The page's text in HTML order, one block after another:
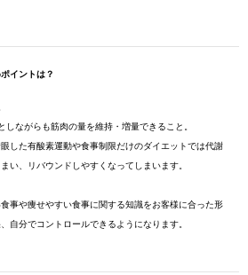
イントは？
しながらも筋肉の量を維持・増量できること。
した有酸素運動や食事制限だけのダイエットでは代謝
い、リバウンドしやすくなってしまいます。
事や痩せやすい食事に関する知識をお客様に合った形
自分でコントロールできるようになります。